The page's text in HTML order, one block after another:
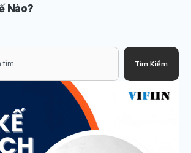
Nào?
Tìm Kiếm